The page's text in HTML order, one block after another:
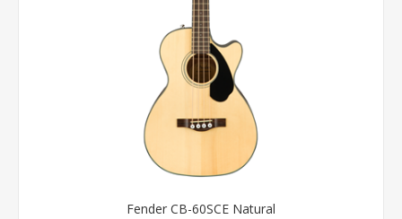
Fender CB-60SCE Natural